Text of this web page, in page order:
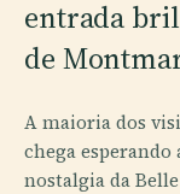
entrada
de
A maioria dos
chega esperando
nostalgia da